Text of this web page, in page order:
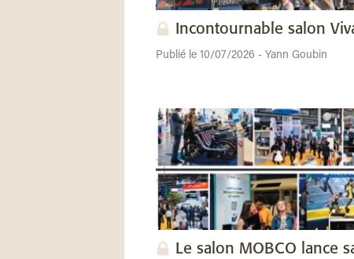
Incontournable salon
Publié le 10/07/2026 - Yann Goubin
Le salon MOBCO lance